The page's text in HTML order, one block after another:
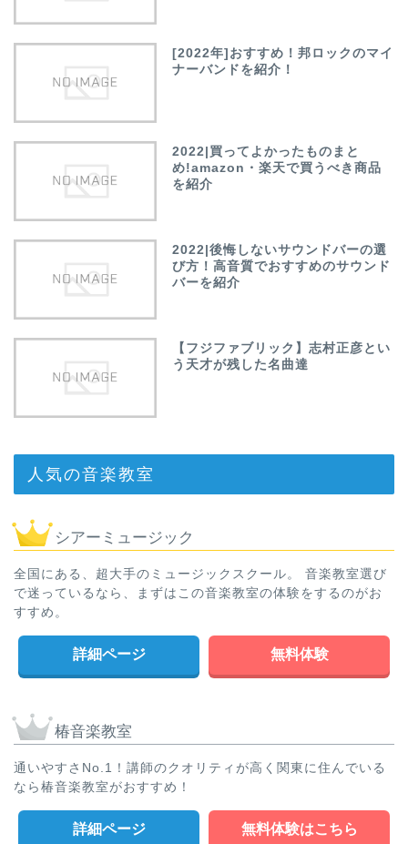
[2022年]おすすめ！邦ロックのマイ
ナーバンドを紹介！
2022|買ってよかったものまと
め!amazon・楽天で買うべき商品
を紹介
2022|後悔しないサウンドバーの選
び方！高音質でおすすめのサウンド
バーを紹介
【フジファブリック】志村正彦とい
う天才が残した名曲達
人気の音楽教室
シアーミュージック
全国にある、超大手のミュージックスクール。 音楽教室選び
で迷っているなら、まずはこの音楽教室の体験をするのがお
すすめ。
詳細ページ 無料体験
椿音楽教室
通いやすさNo.1！講師のクオリティが高く関東に住んでいる
なら椿音楽教室がおすすめ！
詳細ページ 無料体験はこちら